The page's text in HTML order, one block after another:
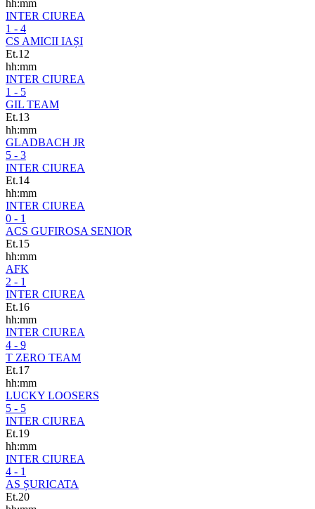
hh:mm
INTER CIUREA
1 - 4
CS AMICII IAȘI
Et.12
hh:mm
INTER CIUREA
1 - 5
GIL TEAM
Et.13
hh:mm
GLADBACH JR
5 - 3
INTER CIUREA
Et.14
hh:mm
INTER CIUREA
0 - 1
ACS GUFIROSA SENIOR
Et.15
hh:mm
AFK
2 - 1
INTER CIUREA
Et.16
hh:mm
INTER CIUREA
4 - 9
T ZERO TEAM
Et.17
hh:mm
LUCKY LOOSERS
5 - 5
INTER CIUREA
Et.19
hh:mm
INTER CIUREA
4 - 1
AS ȘURICATA
Et.20